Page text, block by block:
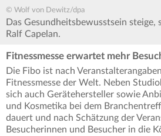
© Wolf von Dewitz/dpa
Das Gesundheitsbewusstsein steige,
Ralf Capelan.
Fitnessmesse erwartet mehr
Die Fibo ist nach
Fitnessmesse der Welt. Neben
sich auch Gerätehersteller sowie
und Kosmetika bei dem
dauert und nach Schätzung der
Besucherinnen und Besucher in die